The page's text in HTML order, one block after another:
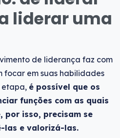
liderar uma
de liderança faz com
focar em suas habilidades
etapa, é possível que os
funções com as quais
por isso, precisam se
las e valorizá-las.